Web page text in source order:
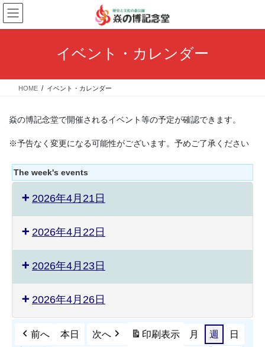
コ
ン
テ
ス
ナ
ビ
ゲ
ン
イベント・カレンダー
HOME イベント・カレンダー
焱の博記念堂で開催されるイベント等の予定が確認できます。
※予告なく変更になる可能性がございます。予めご了承ください
The week's events
2026年4月21日
2026年4月22日
2026年4月23日
2026年4月26日
前へ 本日 次へ 印刷表示 月 週 日